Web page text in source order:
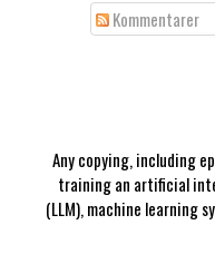
Kommentarer
Any copying, including
training an artificial
(LLM), machine learning